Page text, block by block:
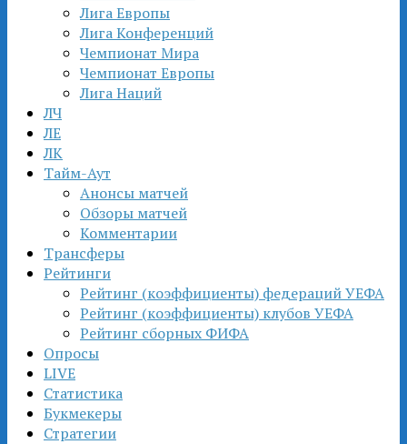
Лига Европы
Лига Конференций
Чемпионат Мира
Чемпионат Европы
Лига Наций
ЛЧ
ЛЕ
ЛК
Тайм-Аут
Анонсы матчей
Обзоры матчей
Комментарии
Трансферы
Рейтинги
Рейтинг (коэффициенты) федераций УЕФА
Рейтинг (коэффициенты) клубов УЕФА
Рейтинг сборных ФИФА
Опросы
LIVE
Статистика
Букмекеры
Стратегии